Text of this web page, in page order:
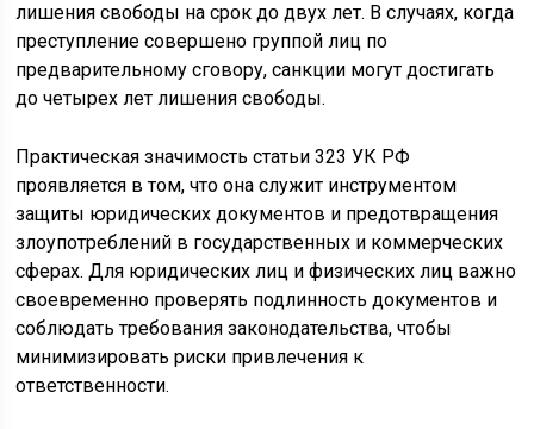
лишения свободы на срок до двух лет. В случаях, когда
преступление совершено группой лиц по
предварительному сговору, санкции могут достигать
до четырех лет лишения свободы.
Практическая значимость статьи 323 УК РФ
проявляется в том, что она служит инструментом
защиты юридических документов и предотвращения
злоупотреблений в государственных и коммерческих
сферах. Для юридических лиц и физических лиц важно
своевременно проверять подлинность документов и
соблюдать требования законодательства, чтобы
минимизировать риски привлечения к
ответственности.